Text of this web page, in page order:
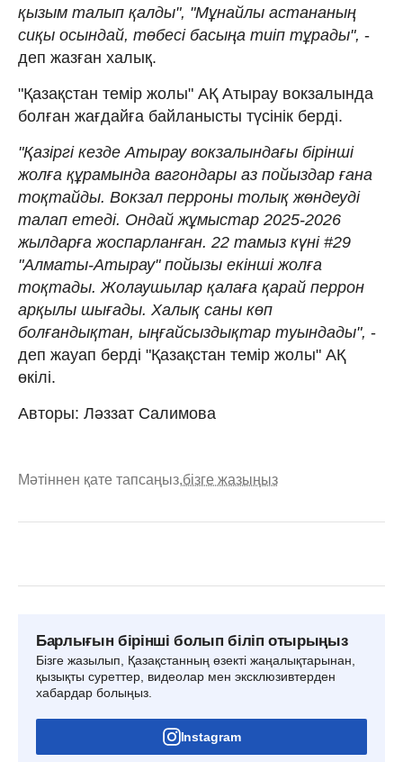
қызым талып қалды", "Мұнайлы астананың
сиқы осындай, төбесі басыңа тиіп тұрады", -
деп жазған халық.
"Қазақстан темір жолы" АҚ Атырау вокзалында
болған жағдайға байланысты түсінік берді.
"Қазіргі кезде Атырау вокзалындағы бірінші
жолға құрамында вагондары аз пойыздар ғана
тоқтайды. Вокзал перроны толық жөндеуді
талап етеді. Ондай жұмыстар 2025-2026
жылдарға жоспарланған. 22 тамыз күні #29
"Алматы-Атырау" пойызы екінші жолға
тоқтады. Жолаушылар қалаға қарай перрон
арқылы шығады. Халық саны көп
болғандықтан, ыңғайсыздықтар туындады", -
деп жауап берді "Қазақстан темір жолы" АҚ
өкілі.
Авторы: Ләззат Салимова
Мәтіннен қате тапсаңыз,бізге жазыңыз
Барлығын бірінші болып біліп отырыңыз
Бізге жазылып, Қазақстанның өзекті жаңалықтарынан,
қызықты суреттер, видеолар мен эксклюзивтерден
хабардар болыңыз.
Instagram